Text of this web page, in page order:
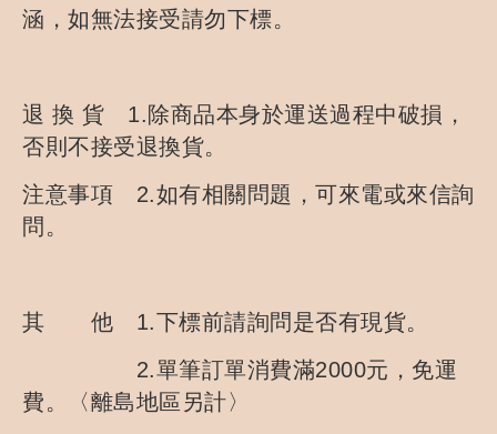
涵，如無法接受請勿下標。
退 換 貨 1.除商品本身於運送過程中破損，
否則不接受退換貨。
注意事項 2.如有相關問題，可來電或來信詢
問。
其 他 1.下標前請詢問是否有現貨。
2.單筆訂單消費滿2000元，免運
費。〈離島地區另計〉